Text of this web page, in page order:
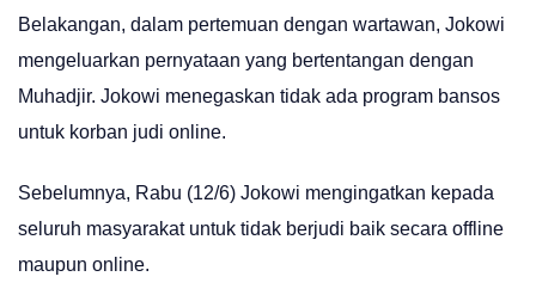
Belakangan, dalam pertemuan dengan wartawan, Jokowi
mengeluarkan pernyataan yang bertentangan dengan
Muhadjir. Jokowi menegaskan tidak ada program bansos
untuk korban judi online.
Sebelumnya, Rabu (12/6) Jokowi mengingatkan kepada
seluruh masyarakat untuk tidak berjudi baik secara offline
maupun online.